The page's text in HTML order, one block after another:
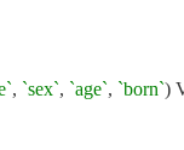
, `sex`, `age`, `born`)